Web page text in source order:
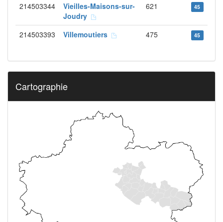
214503344
Vieilles-Maisons-sur-
Joudry
621 45
214503393 Villemoutiers 475 45
Cartographie